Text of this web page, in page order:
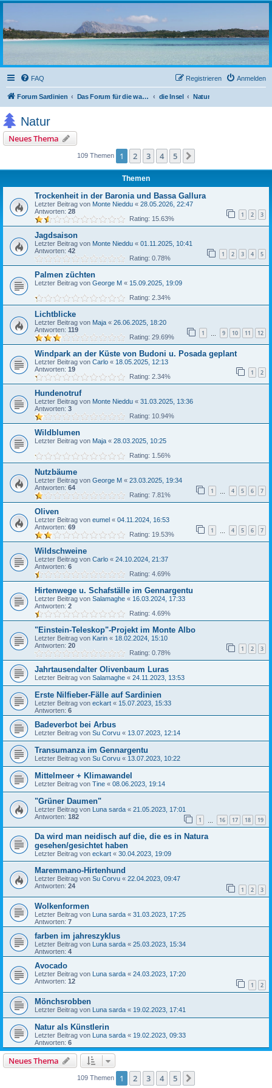
sardinien-forum.org
Das Forum der Freunde Sardiniens
FAQ Anmelden
Registrieren
Forum Sardinien Das Forum für die wahren Freunde Sardiniens.. die Insel Natur
Natur
Neues Thema
109 Themen 1 2 3 4 5
Themen
Trockenheit in der Baronia und Bassa Gallura
Letzter Beitrag von Monte Nieddu « 28.05.2026, 22:47
Antworten: 28 1 2 3
Rating: 15.63%
Jagdsaison
Letzter Beitrag von Monte Nieddu « 01.11.2025, 10:41
Antworten: 42 1 2 3 4 5
Rating: 0.78%
Palmen züchten
Letzter Beitrag von George M « 15.09.2025, 19:09
Rating: 2.34%
Lichtblicke
Letzter Beitrag von Maja « 26.06.2025, 18:20
Antworten: 119 1 9 10 11 12
Rating: 29.69%
Windpark an der Küste von Budoni u. Posada geplant
Letzter Beitrag von Carlo « 18.05.2025, 12:13
Antworten: 19 1 2
Rating: 2.34%
Hundenotruf
Letzter Beitrag von Monte Nieddu « 31.03.2025, 13:36
Antworten: 3
Rating: 10.94%
Wildblumen
Letzter Beitrag von Maja « 28.03.2025, 10:25
Rating: 1.56%
Nutzbäume
Letzter Beitrag von George M « 23.03.2025, 19:34
Antworten: 64 1 4 5 6 7
Rating: 7.81%
Oliven
Letzter Beitrag von eumel « 04.11.2024, 16:53
Antworten: 69 1 4 5 6 7
Rating: 19.53%
Wildschweine
Letzter Beitrag von Carlo « 24.10.2024, 21:37
Antworten: 6
Rating: 4.69%
Hirtenwege u. Schafställe im Gennargentu
Letzter Beitrag von Salamaghe « 16.03.2024, 17:33
Antworten: 2
Rating: 4.69%
"Einstein-Teleskop"-Projekt im Monte Albo
Letzter Beitrag von Karin « 18.02.2024, 15:10
Antworten: 20 1 2 3
Rating: 0.78%
Jahrtausendalter Olivenbaum Luras
Letzter Beitrag von Salamaghe « 24.11.2023, 13:53
Erste Nilfieber-Fälle auf Sardinien
Letzter Beitrag von eckart « 15.07.2023, 15:33
Antworten: 6
Badeverbot bei Arbus
Letzter Beitrag von Su Corvu « 13.07.2023, 12:14
Transumanza im Gennargentu
Letzter Beitrag von Su Corvu « 13.07.2023, 10:22
Mittelmeer + Klimawandel
Letzter Beitrag von Tine « 08.06.2023, 19:14
"Grüner Daumen"
Letzter Beitrag von Luna sarda « 21.05.2023, 17:01
Antworten: 182 1 16 17 18 19
Da wird man neidisch auf die, die es in Natura
gesehen/gesichtet haben
Letzter Beitrag von eckart « 30.04.2023, 19:09
Maremmano-Hirtenhund
Letzter Beitrag von Su Corvu « 22.04.2023, 09:47
Antworten: 24 1 2 3
Wolkenformen
Letzter Beitrag von Luna sarda « 31.03.2023, 17:25
Antworten: 7
farben im jahreszyklus
Letzter Beitrag von Luna sarda « 25.03.2023, 15:34
Antworten: 4
Avocado
Letzter Beitrag von Luna sarda « 24.03.2023, 17:20
Antworten: 12 1 2
Mönchsrobben
Letzter Beitrag von Luna sarda « 19.02.2023, 17:41
Natur als Künstlerin
Letzter Beitrag von Luna sarda « 19.02.2023, 09:33
Antworten: 6
Neues Thema
109 Themen 1 2 3 4 5